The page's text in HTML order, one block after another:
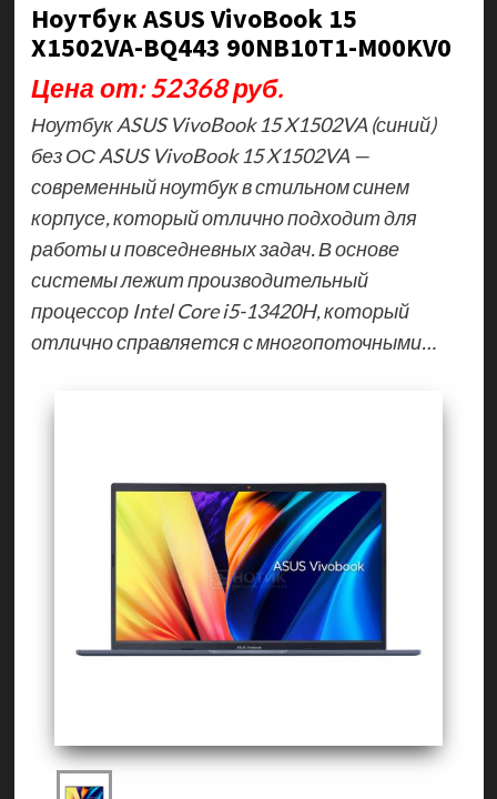
Ноутбук ASUS VivoBook 15
X1502VA-BQ443 90NB10T1-M00KV0
Цена от: 52368 руб.
Ноутбук ASUS VivoBook 15 X1502VA (синий)
без ОС ASUS VivoBook 15 X1502VA —
современный ноутбук в стильном синем
корпусе, который отлично подходит для
работы и повседневных задач. В основе
системы лежит производительный
процессор Intel Core i5-13420H, который
отлично справляется с многопоточными…